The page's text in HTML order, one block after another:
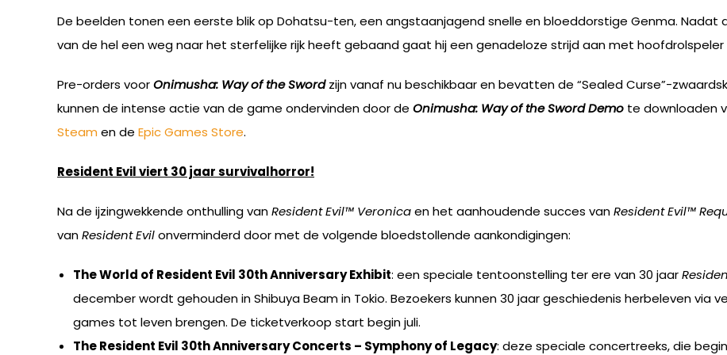
De beelden tonen een eerste blik op Dohatsu-ten, een angstaanjagend snelle en bloeddorstige Genma. Nadat
van de hel een weg naar het sterfelijke rijk heeft gebaand gaat hij een genadeloze strijd aan met hoofdrolspeler
Pre-orders voorOnimusha: Way of the Swordzijn vanaf nu beschikbaar en bevatten de “Sealed Curse”-
kunnen de intense actie van de game ondervinden door de Onimusha: Way of the Sword Demo te downloaden
Steam en de Epic Games Store.
Resident Evil viert 30 jaar survivalhorror!
Na de ijzingwekkende onthulling vanResident Evil™ Veronicaen het aanhoudende succes vanResident Evil™
vanResident Evilonverminderd door met de volgende bloedstollende aankondigingen:
The World of Resident Evil 30th Anniversary Exhibit: een speciale tentoonstelling ter ere van 30 jaar
december wordt gehouden in Shibuya Beam in Tokio. Bezoekers kunnen 30 jaar geschiedenis herbeleven via
games tot leven brengen. De ticketverkoop start begin juli.
The Resident Evil 30th Anniversary Concerts – Symphony of Legacy: deze speciale concertreeks, die